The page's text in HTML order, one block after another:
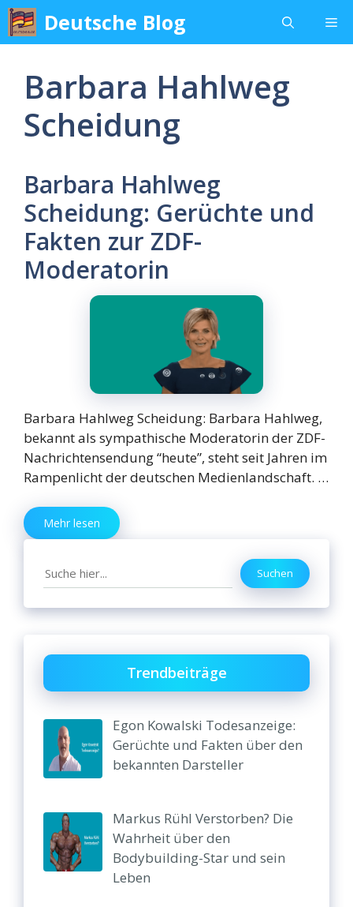
Skip
content
Deutsche Blog
Barbara Hahlweg
Scheidung
Barbara Hahlweg
Scheidung: Gerüchte und
Fakten zur ZDF-
Moderatorin
Barbara Hahlweg Scheidung: Barbara Hahlweg,
bekannt als sympathische Moderatorin der ZDF-
Nachrichtensendung “heute”, steht seit Jahren im
Rampenlicht der deutschen Medienlandschaft. …
Mehr lesen
Search Suchen
Trendbeiträge
Egon Kowalski Todesanzeige:
Gerüchte und Fakten über den
bekannten Darsteller
Markus Rühl Verstorben? Die
Wahrheit über den
Bodybuilding-Star und sein
Leben